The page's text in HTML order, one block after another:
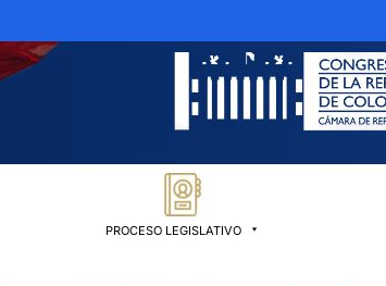
PROCESO LEGISLATIVO